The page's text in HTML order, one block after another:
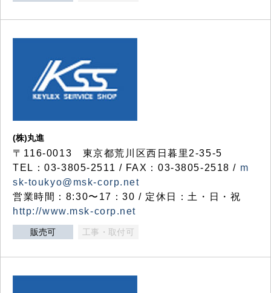
(株)丸進
〒116-0013 東京都荒川区西日暮里2-35-5
TEL：03-3805-2511 / FAX：03-3805-2518 / m
sk-toukyo@msk-corp.net
営業時間：8:30〜17：30 / 定休日：土・日・祝
http://www.msk-corp.net
販売可 工事・取付可